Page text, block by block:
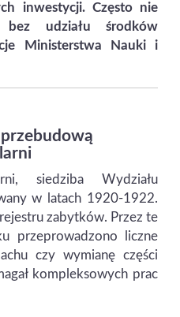
inwestycji. Często nie
udziału środków
Ministerstwa Nauki i
siedziba Wydziału
w latach 1920-1922.
zabytków. Przez te
przeprowadzono liczne
czy wymianę części
kompleksowych prac